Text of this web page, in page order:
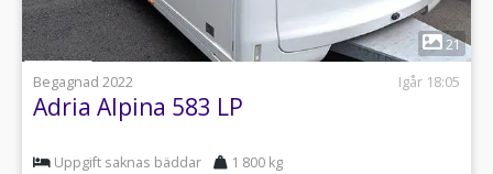
21
Begagnad 2022
Igår 18:05
Adria Alpina 583 LP
Uppgift saknas bäddar 1 800 kg